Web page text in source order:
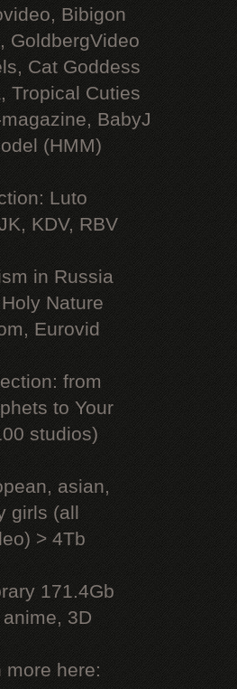
Bibigon
GoldbergVideo
Cat Goddess
Tropical Cuties
BabyJ
(HMM)
Luto
KDV, RBV
in Russia
Nature
Eurovid
from
to Your
studios)
asian,
girls (all
> 4Tb
171.4Gb
3D
more here: